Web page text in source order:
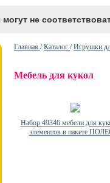
не
Главная /Каталог /Игрушки
Мебель для кукол
Набор 49346 мебели для
элементов в пакете